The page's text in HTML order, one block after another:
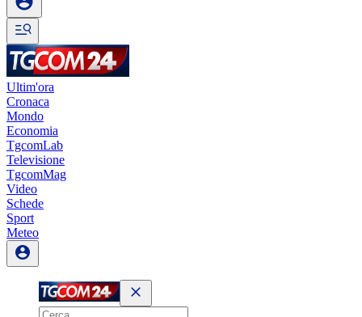
Ultim'ora
Cronaca
Mondo
Economia
TgcomLab
Televisione
TgcomMag
Video
Schede
Sport
Meteo